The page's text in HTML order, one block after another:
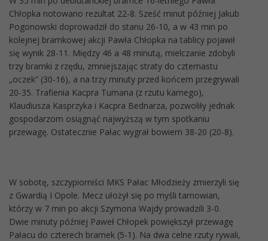
Chłopka notowano rezultat 22-8. Sześć minut później Jakub
Pogonowski doprowadził do stanu 26-10, a w 43 min po
kolejnej bramkowej akcji Pawła Chłopka na tablicy pojawił
się wynik 28-11. Między 46 a 48 minutą, mielczanie zdobyli
trzy bramki z rzędu, zmniejszając straty do czternastu
„oczek” (30-16), a na trzy minuty przed końcem przegrywali
20-35. Trafienia Kacpra Tumana (z rzutu karnego),
Klaudiusza Kasprzyka i Kacpra Bednarza, pozwoliły jednak
gospodarzom osiągnąć najwyższą w tym spotkaniu
przewagę. Ostatecznie Pałac wygrał bowiem 38-20 (20-8).
W sobotę, szczypiorniści MKS Pałac Młodzieży zmierzyli się
z Gwardią I Opole. Mecz ułożył się po myśli tarnowian,
którzy w 7 min po akcji Szymona Wajdy prowadzili 3-0.
Dwie minuty później Paweł Chłopek powiększył przewagę
Pałacu do czterech bramek (5-1). Na dwa celne rzuty rywali,